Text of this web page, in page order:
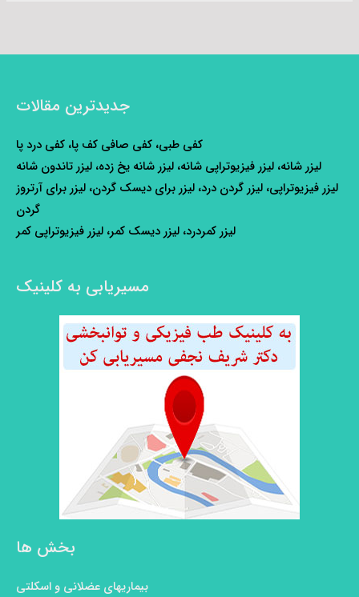
جدیدترین مقالات
کفی طبی، کفی صافی کف پا، کفی درد پا
لیزر شانه، لیزر فیزیوتراپی شانه، لیزر شانه یخ زده، لیزر تاندون شانه
لیزر فیزیوتراپی، لیزر گردن درد، لیزر برای دیسک گردن، لیزر برای آرتروز
گردن
لیزر کمردرد، لیزر دیسک کمر، لیزر فیزیوتراپی کمر
مسیریابی به کلینیک
بخش ها
بیماریهای عضلانی و اسکلتی